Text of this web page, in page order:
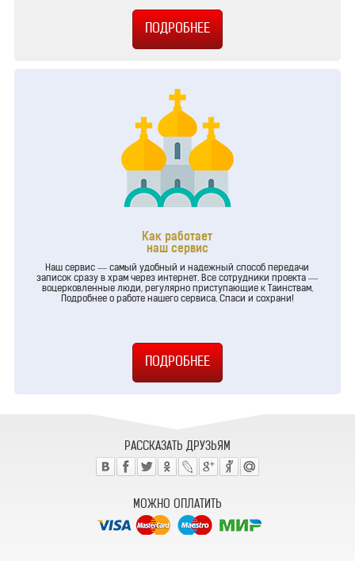
Как работает
наш сервис
Наш сервис — самый удобный и надежный способ передачи
записок сразу в храм через интернет. Все сотрудники проекта —
воцерковленные люди, регулярно приступающие к Таинствам.
Подробнее о работе нашего сервиса. Спаси и сохрани!
РАССКАЗАТЬ ДРУЗЬЯМ
МОЖНО ОПЛАТИТЬ